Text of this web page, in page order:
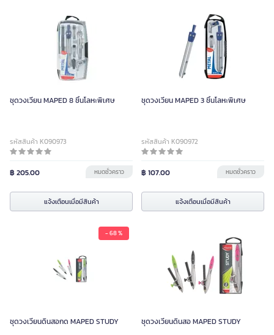
ชุดวงเวียน MAPED 8 ชิ้นโลหะพิเศษ
รหัสสินค้า K090973
฿ 205.00 หมดชั่วคราว
แจ้งเตือนเมื่อมีสินค้า
ชุดวงเวียน MAPED 3 ชิ้นโลหะพิเศษ
รหัสสินค้า K090972
฿ 107.00 หมดชั่วคราว
แจ้งเตือนเมื่อมีสินค้า
- 68 %
ชุดวงเวียนดินสอกด MAPED STUDY ชุดวงเวียนดินสอ MAPED STUDY